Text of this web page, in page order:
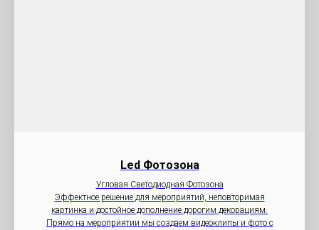
Led Фотозона
Угловая Светодиодная Фотозона
Эффектное решение для мероприятий, неповторимая
картинка и достойное дополнение дорогим декорациям.
Прямо на мероприятии мы создаем видеоклипы и фото с